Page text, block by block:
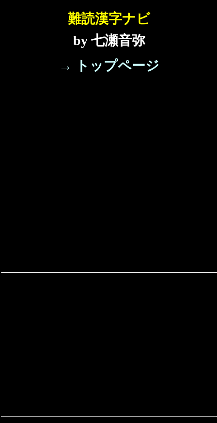
難読漢字ナビ
by 七瀬音弥
→ トップページ